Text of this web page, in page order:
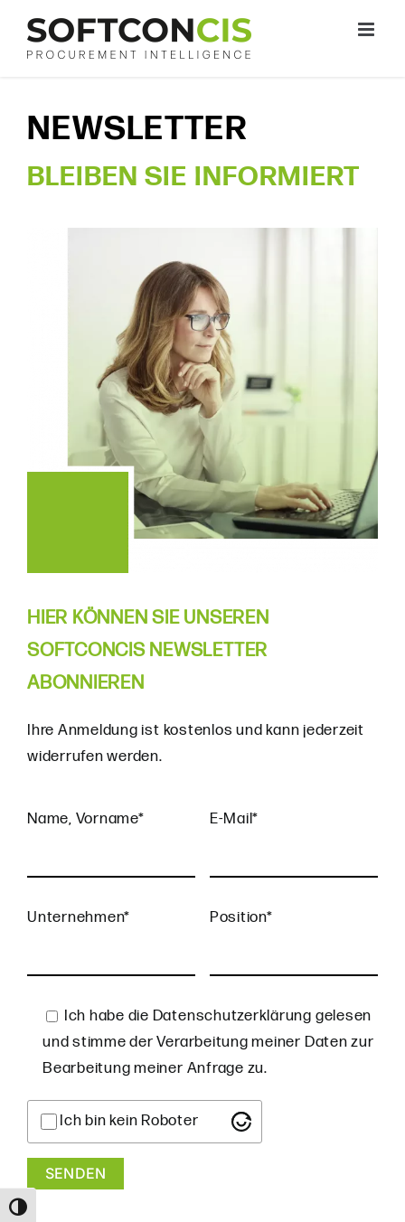
Umschalten auf hohe Kontraste
Inhalt
springen
NEWSLETTER
BLEIBEN SIE INFORMIERT
HIER KÖNNEN SIE UNSEREN
SOFTCONCIS NEWSLETTER
ABONNIEREN
Ihre Anmeldung ist kostenlos und kann jederzeit
widerrufen werden.
Name, Vorname* E-Mail*
Unternehmen* Position*
Ich habe die Datenschutzerklärung gelesen
und stimme der Verarbeitung meiner Daten zur
Bearbeitung meiner Anfrage zu.
Ich bin kein Roboter